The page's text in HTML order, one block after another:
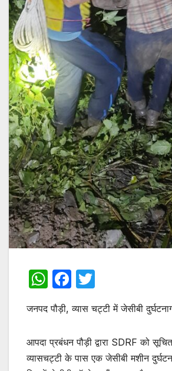
W
h
at
s
A
F
c
e
b
w
itt
er
जनपद पौड़ी, व्यास चट्टी में जेसीबी
आपदा प्रबंधन पौड़ी द्वारा SDRF को
व्यासचट्टी के पास एक जेसीबी मशीन